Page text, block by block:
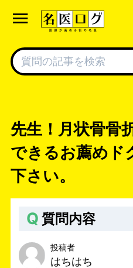
先生！月状骨骨
できるお薦めド
下さい。
Q 質問内容
投稿者
はちはち